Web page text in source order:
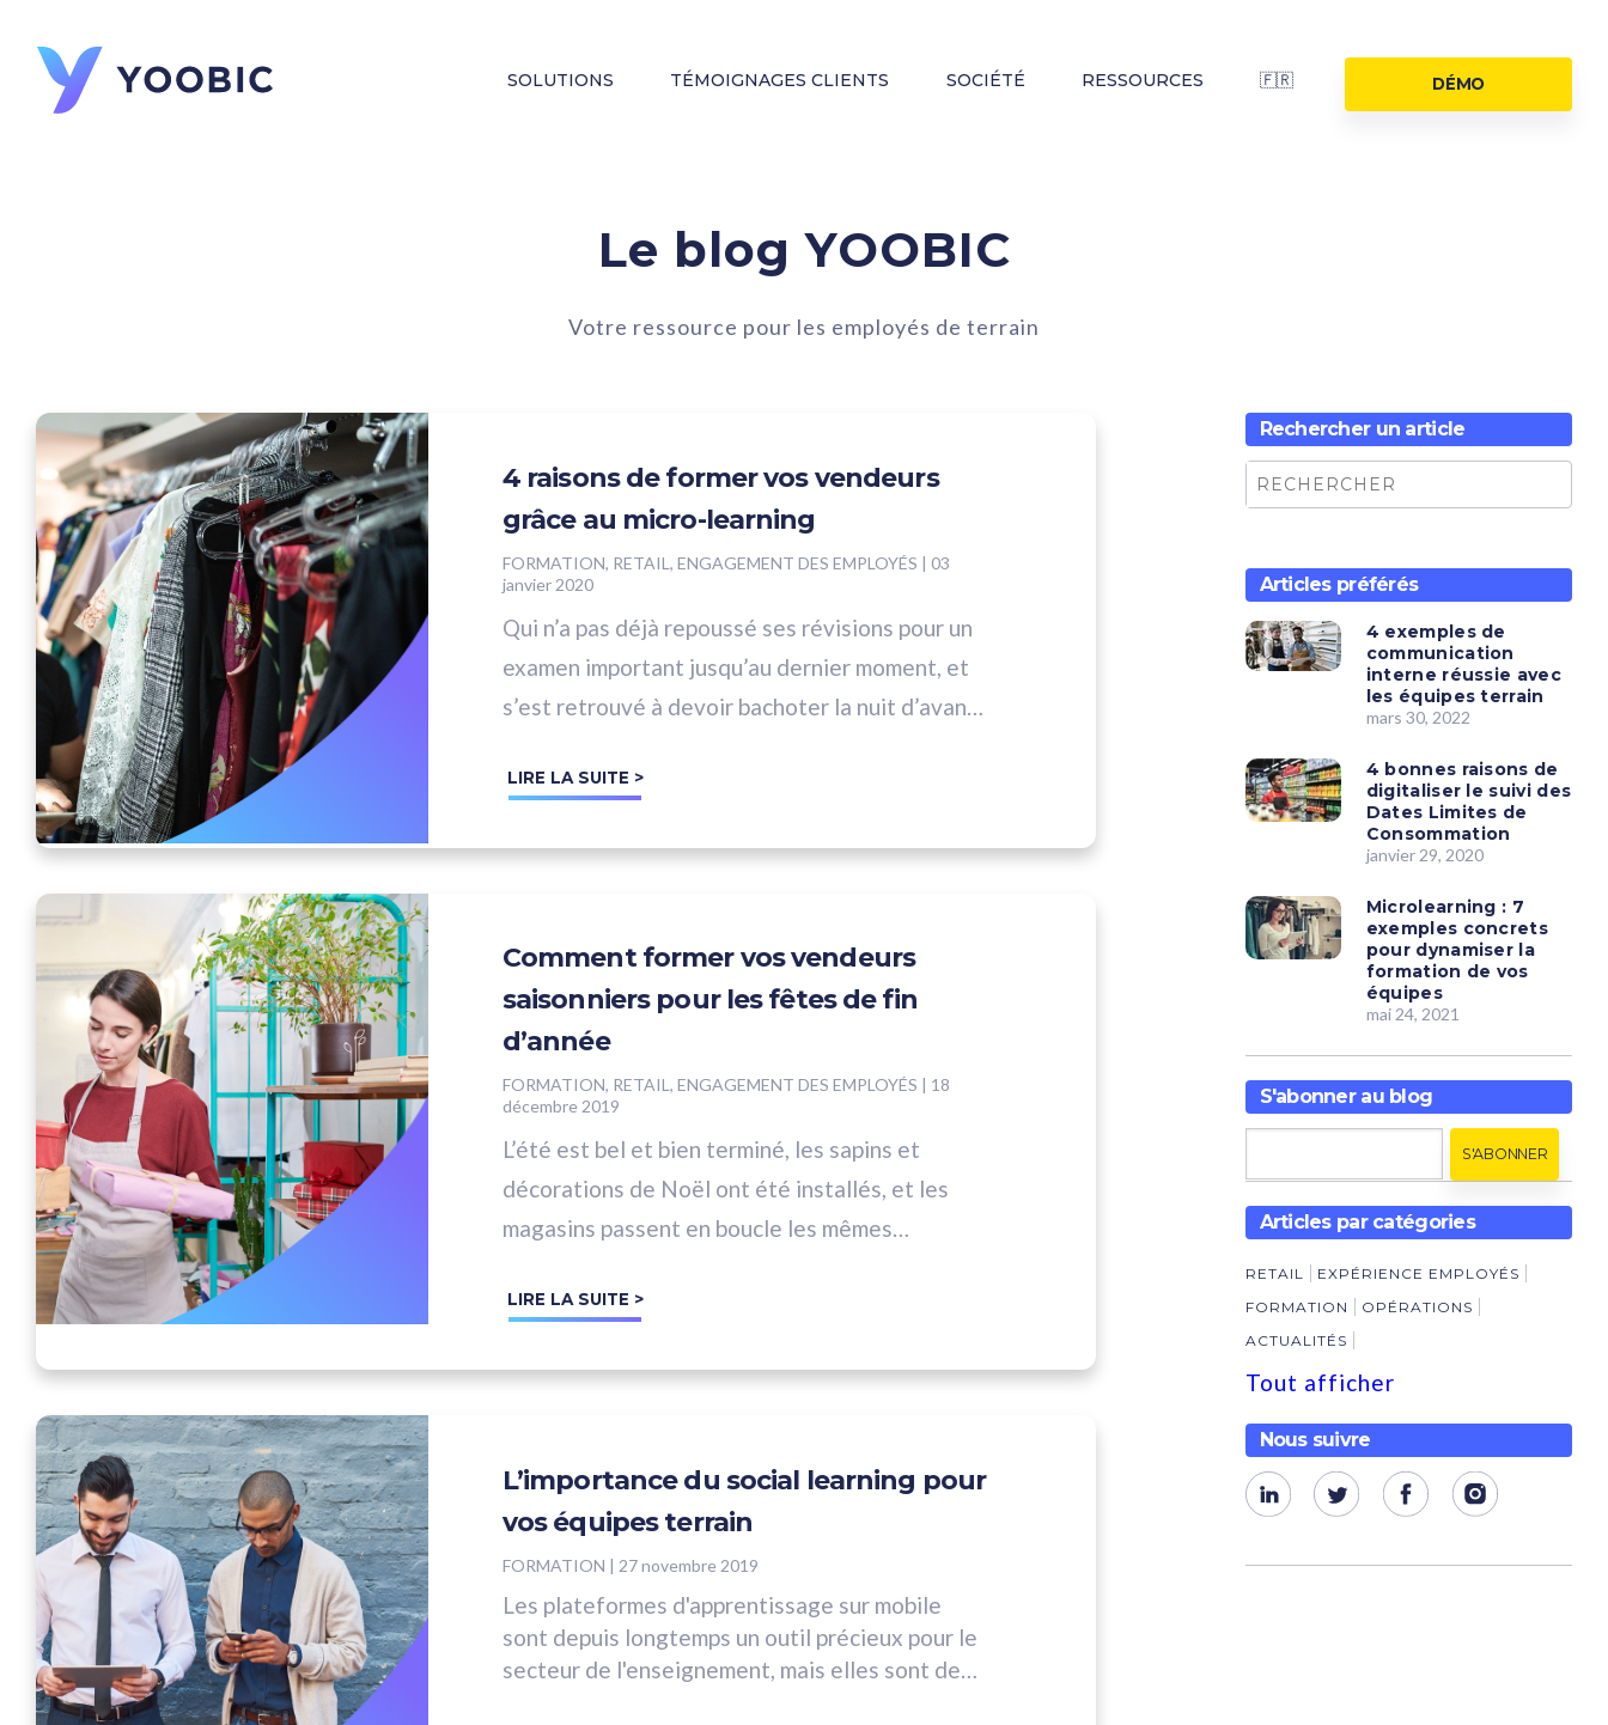
SOLUTIONS TÉMOIGNAGES CLIENTS SOCIÉTÉ RESSOURCES 🇫🇷 DÉMO
Le blog YOOBIC
Votre ressource pour les employés de terrain
4 raisons de former vos vendeurs
grâce au micro-learning
FORMATION, RETAIL, ENGAGEMENT DES EMPLOYÉS | 03
janvier 2020
Qui n’a pas déjà repoussé ses révisions pour un
examen important jusqu’au dernier moment, et
s’est retrouvé à devoir bachoter la nuit d’avant
LIRE LA SUITE >
Comment former vos vendeurs
saisonniers pour les fêtes de fin
d’année
FORMATION, RETAIL, ENGAGEMENT DES EMPLOYÉS | 18
décembre 2019
L’été est bel et bien terminé, les sapins et
décorations de Noël ont été installés, et les
magasins passent en boucle les mêmes
LIRE LA SUITE >
L’importance du social learning pour
vos équipes terrain
FORMATION | 27 novembre 2019
Les plateformes d'apprentissage sur mobile
sont depuis longtemps un outil précieux pour le
secteur de l'enseignement, mais elles sont de
Rechercher un article
Articles préférés
4 exemples de
communication
interne réussie avec
les équipes terrain
mars 30, 2022
4 bonnes raisons de
digitaliser le suivi des
Dates Limites de
Consommation
janvier 29, 2020
Microlearning : 7
exemples concrets
pour dynamiser la
formation de vos
équipes
mai 24, 2021
S'abonner au blog
Articles par catégories
RETAIL
EXPÉRIENCE EMPLOYÉS
FORMATION
OPÉRATIONS
ACTUALITÉS
Tout afficher
Nous suivre